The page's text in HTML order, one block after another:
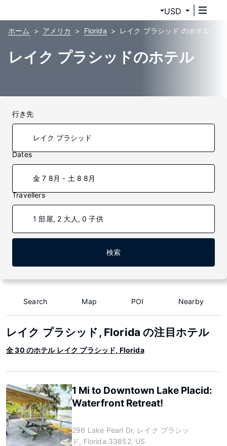
USD
ホーム アメリカ Florida レイク プラシッド のホテル
レイク プラシッドのホテル
行き先
Dates
金 7 8月 - 土 8 8月
Travellers
1 部屋, 2 大人, 0 子供
検索
Search Map POI Nearby
レイク プラシッド, Florida の注目ホテル
全 30 のホテル レイク プラシッド, Florida
1 Mi to Downtown Lake Placid:
Waterfront Retreat!
296 Lake Pearl Dr, レイク プラシッ
ド, Florida 33852, US